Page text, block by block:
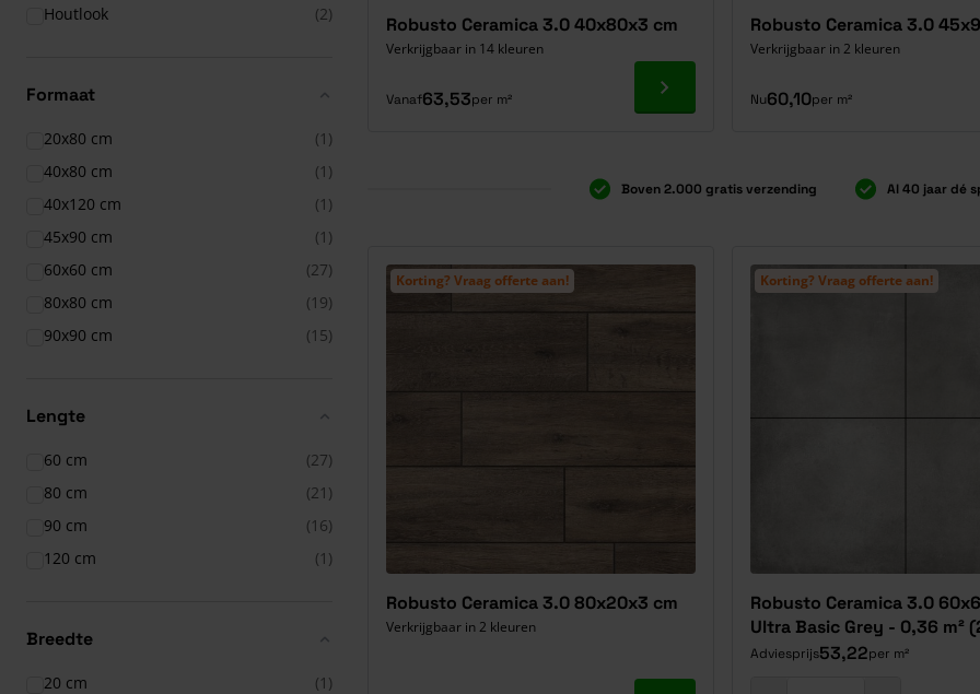
Houtlook (2)
Formaat
20x80 cm
(1)
40x80 cm
(1)
40x120 cm
(1)
45x90 cm
(1)
60x60 cm
(27)
80x80 cm
(19)
90x90 cm
(15)
Lengte
60 cm
(27)
80 cm
(21)
90 cm
(16)
120 cm
(1)
Breedte
20 cm
(1)
Robusto Ceramica 3.0 40x80x3 cm
Verkrijgbaar in 14 kleuren
Vanaf63,53per m² Ga naar product
Robusto Ceramica 3.0
Verkrijgbaar in 2 kleuren
Nu60,10per m²
Boven 2.000 gratis verzending Al 40 jaar dé
Korting? Vraag offerte aan!
Robusto Ceramica 3.0 80x20x3 cm
Verkrijgbaar in 2 kleuren
Korting? Vraag offerte aan!
Robusto Ceramica 3.0
Ultra Basic Grey - 0,36 m²
Adviesprijs53,22per m²